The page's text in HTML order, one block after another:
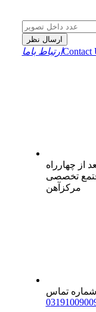
ارسال نظر
ارتباط باماContact
از چهارراه
عدالت(81)، مجتمع تخصصی
مرکزآهن
شماره تماس
031